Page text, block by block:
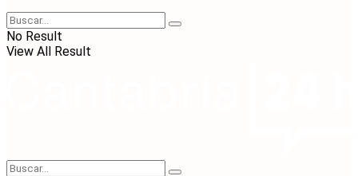
No Result
View All Result